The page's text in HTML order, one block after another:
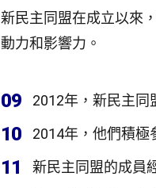
新民主同盟在成立以來
動力和影響力。
09 2012年，新民主同
10 2014年，他們積極
11 新民主同盟的成員